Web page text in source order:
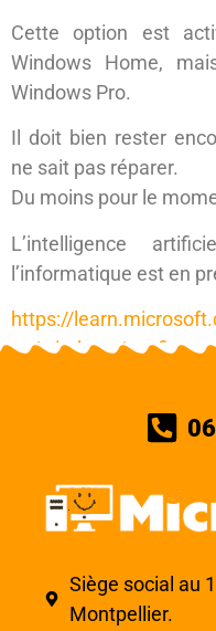
Cette option est
Windows Home,
Windows Pro.
Il doit bien rester
ne sait pas réparer.
Du moins pour le
L’intelligence
l’informatique est en
https://
us/windows/
Siège social au
Montpellier.